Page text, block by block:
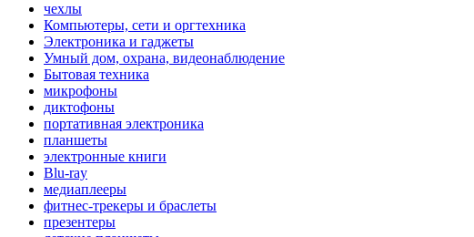
чехлы
Компьютеры, сети и оргтехника
Электроника и гаджеты
Умный дом, охрана, видеонаблюдение
Бытовая техника
микрофоны
диктофоны
портативная электроника
планшеты
электронные книги
Blu-ray
медиаплееры
фитнес-трекеры и браслеты
презентеры